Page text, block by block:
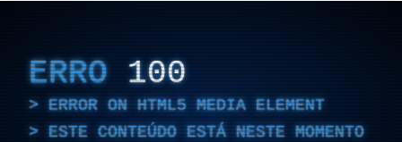
ERRO 100
ERROR ON HTML5 MEDIA ELEMENT
ESTE CONTEÚDO ESTÁ NESTE MOMENTO